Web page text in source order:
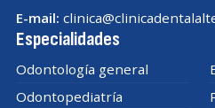
E-mail:
Especialidades
Odontología general
Odontopediatría